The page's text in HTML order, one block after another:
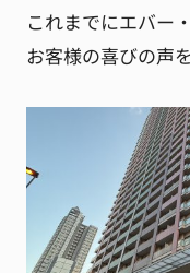
これまでにエバー
お客様の喜びの声